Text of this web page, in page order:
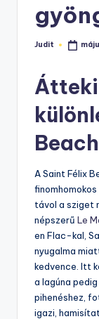
Posted
Judit
A Saint Félix
távol a sziget
népszerű Le
en Flac-kal,
nyugalma
kedvence. Itt
a lagúna
pihenéshez,
igazi,